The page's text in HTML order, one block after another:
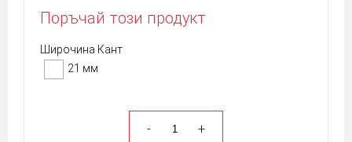
Поръчай този продукт
Широчина Кант
21 мм
- +